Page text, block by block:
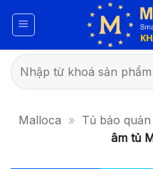
qua
dung
Tìm
kiếm:
Malloca » Tủ bảo
âm tủ